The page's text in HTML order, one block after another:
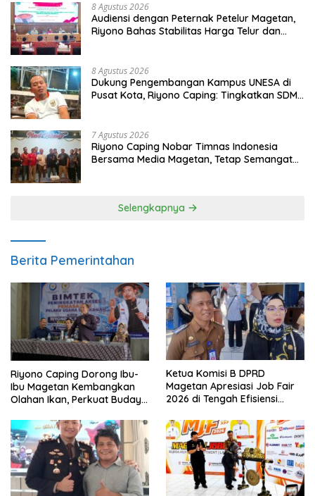
8 Agustus 2026
Audiensi dengan Peternak Petelur Magetan,
Riyono Bahas Stabilitas Harga Telur dan
8 Agustus 2026
Dukung Pengembangan Kampus UNESA di
Pusat Kota, Riyono Caping: Tingkatkan SDM
7 Agustus 2026
Riyono Caping Nobar Timnas Indonesia
Bersama Media Magetan, Tetap Semangat
Selengkapnya
Berita Pemerintahan
Riyono Caping Dorong Ibu-
Ibu Magetan Kembangkan
Olahan Ikan, Perkuat Budaya
Ketua Komisi B DPRD
Magetan Apresiasi Job Fair
2026 di Tengah Efisiensi